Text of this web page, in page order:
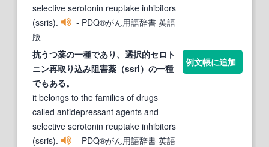
selective serotonin reuptake inhibitors
(ssris).
- PDQ®がん用語辞書 英語
版
抗うつ薬の一種であり、 選択的セロト
ニン再取り込み阻害薬 （ssri）の一種
でもある。
it belongs to the families of drugs
called antidepressant agents and
selective serotonin reuptake inhibitors
(ssris).
- PDQ®がん用語辞書 英語
例文帳に追加